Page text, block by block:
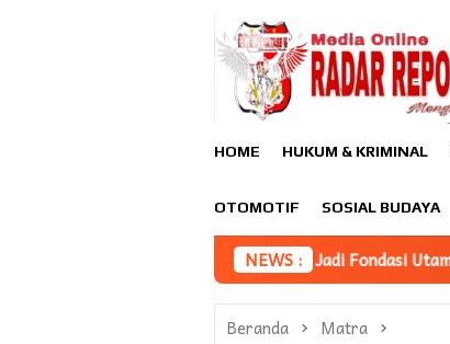
HOME HUKUM & KRIMINAL
OTOMOTIF SOSIAL BUDAYA
NEWS :
Sampaikan Iptek Jadi Fondasi Utama Pembangunan
Beranda Matra